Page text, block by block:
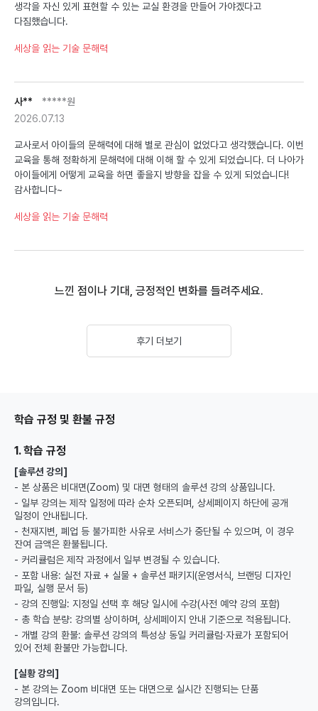
생각을 자신 있게 표현할 수 있는 교실 환경을 만들어 가야겠다고
다짐했습니다.
세상을 읽는 기술 문해력
사**
*****원
2026.07.13
교사로서 아이들의 문해력에 대해 별로 관심이 없었다고 생각했습니다. 이번
교육을 통해 정확하게 문해력에 대해 이해 할 수 있게 되었습니다. 더 나아가
아이들에게 어떻게 교육을 하면 좋을지 방향을 잡을 수 있게 되었습니다!
감사합니다~
세상을 읽는 기술 문해력
느낀 점이나 기대, 긍정적인 변화를 들려주세요.
후기 더보기
학습 규정 및 환불 규정
1. 학습 규정
[솔루션 강의]
- 본 상품은 비대면(Zoom) 및 대면 형태의 솔루션 강의 상품입니다.
- 일부 강의는 제작 일정에 따라 순차 오픈되며, 상세페이지 하단에 공개
일정이 안내됩니다.
- 천재지변, 폐업 등 불가피한 사유로 서비스가 중단될 수 있으며, 이 경우
잔여 금액은 환불됩니다.
- 커리큘럼은 제작 과정에서 일부 변경될 수 있습니다.
- 포함 내용: 실전 자료 + 실물 + 솔루션 패키지(운영서식, 브랜딩 디자인
파일, 실행 문서 등)
- 강의 진행일: 지정일 선택 후 해당 일시에 수강(사전 예약 강의 포함)
- 총 학습 분량: 강의별 상이하며, 상세페이지 안내 기준으로 적용됩니다.
- 개별 강의 환불: 솔루션 강의의 특성상 동일 커리큘럼·자료가 포함되어
있어 전체 환불만 가능합니다.
[실황 강의]
- 본 강의는 Zoom 비대면 또는 대면으로 실시간 진행되는 단품
강의입니다.